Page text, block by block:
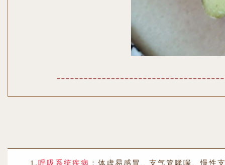
1.呼吸系统疾病 ：体虚易感冒、支气管哮喘、慢性